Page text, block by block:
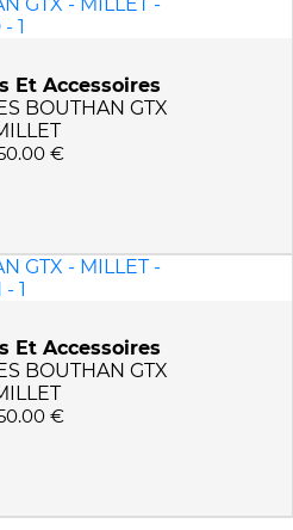
Et Accessoires
BOUTHAN GTX
€
Et Accessoires
BOUTHAN GTX
€